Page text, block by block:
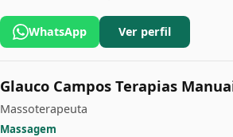
WhatsApp Ver perfil
Glauco Campos Terapias
Massoterapeuta
Massagem